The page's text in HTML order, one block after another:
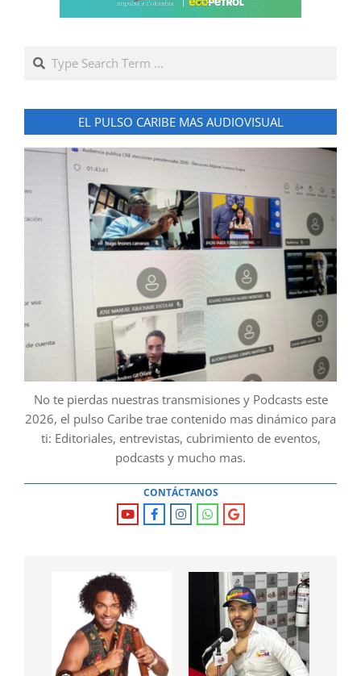
Search
EL PULSO CARIBE MAS AUDIOVISUAL
No te pierdas nuestras transmisiones y Podcasts este
2026, el pulso Caribe trae contenido mas dinámico para
ti: Editoriales, entrevistas, cubrimiento de eventos,
podcasts y mucho mas.
CONTÁCTANOS